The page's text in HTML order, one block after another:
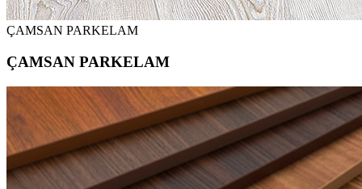
ÇAMSAN PARKELAM
ÇAMSAN PARKELAM